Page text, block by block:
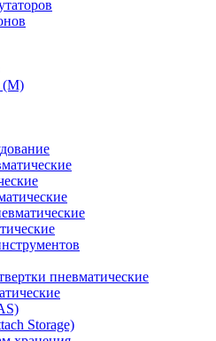
(М)
пневматические
Storage)